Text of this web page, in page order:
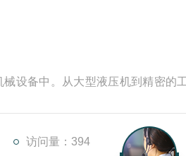
设备中。从大型液压机到精密的
访问量：394